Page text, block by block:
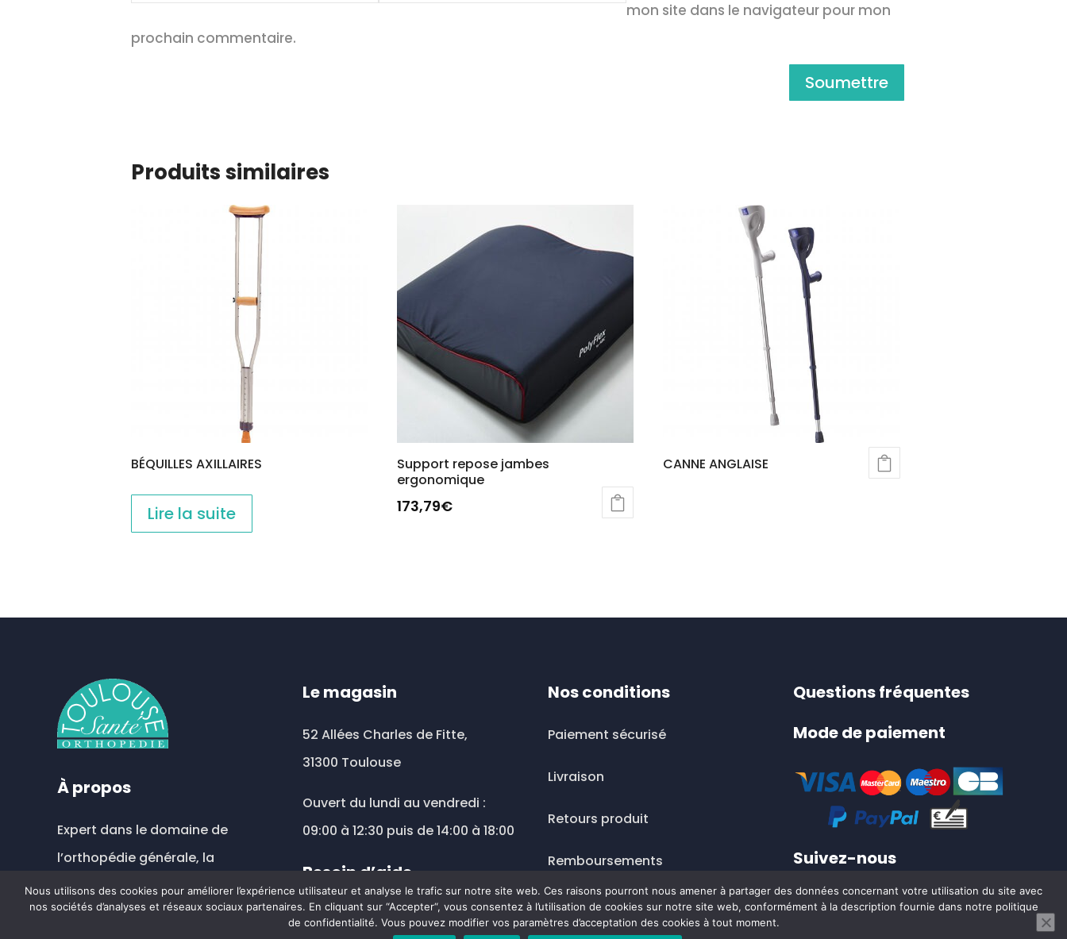
mon site dans le navigateur pour mon
prochain commentaire.
Produits similaires
BÉQUILLES AXILLAIRES
Lire la suite
Support repose jambes
ergonomique
173,79€
CANNE ANGLAISE
À propos
Expert dans le domaine de
l’orthopédie générale, la
compression veineuse et
prothèse mammaire externe.
Le magasin
52 Allées Charles de Fitte,
31300 Toulouse
Ouvert du lundi au vendredi :
09:00 à 12:30 puis de 14:00 à 18:00
Besoin d’aide
toulousesante@wanadoo.fr
Nos conditions
Paiement sécurisé
Livraison
Retours produit
Remboursements
Mentions légales
Questions fréquentes
Mode de paiement
Suivez-nous
0
Nous utilisons des cookies pour améliorer l’expérience utilisateur et analyse le trafic sur notre site web. Ces raisons pourront nous amener à partager des données concernant votre utilisation du site avec
nos sociétés d’analyses et réseaux sociaux partenaires. En cliquant sur “Accepter“, vous consentez à l’utilisation de cookies sur notre site web, conformément à la description fournie dans notre politique
de confidentialité. Vous pouvez modifier vos paramètres d’acceptation des cookies à tout moment.